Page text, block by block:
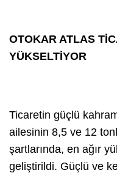
OTOKAR ATLAS
YÜKSELTİYOR
Ticaretin güçlü
ailesinin 8,5 ve 12
şartlarında, en ağır
geliştirildi. Güçlü ve